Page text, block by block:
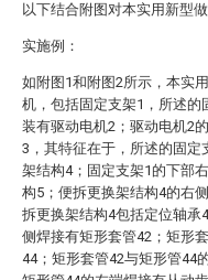
以下结合附图对本实用新型
实施例：
如附图1和附图2所示，本实
机，包括固定支架1，所述
装有驱动电机2；驱动电机2
3，其特征在于，所述的固定
架结构4；固定支架1的下部
构5；便拆更换架结构4的右
拆更换架结构4包括定位轴承
侧焊接有矩形套管42；矩形
44；矩形套管42与矩形管44